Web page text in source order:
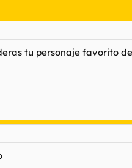
tu personaje favorito